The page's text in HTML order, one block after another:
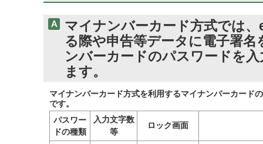
マイナンバーカード方式では
る際や申告等データに電子署
ンバーカードのパスワードを
ます。
マイナンバーカード方式を利用するマイナンバーカード
です。
パスワー
ドの種類
入力文字数
等
ロック画面